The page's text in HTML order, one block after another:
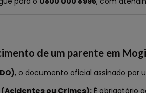
de um parente em Mogi
, o documento oficial assinado por
ou Crimes): É obrigatório